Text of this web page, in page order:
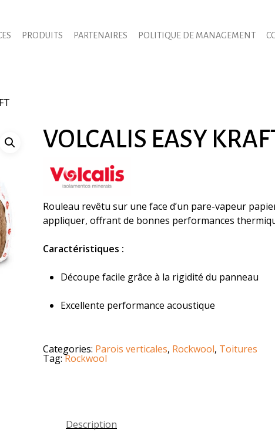
or ESC to close
PRODUITS PARTENAIRES POLITIQUE DE MANAGEMENT
VOLCALIS EASY
Rouleau revêtu sur une face d’un pare-vapeur
appliquer, offrant de bonnes performances
Caractéristiques :
Découpe facile grâce à la rigidité du panneau
Excellente performance acoustique
Categories: Parois verticales, Rockwool, Toitures
Tag:Rockwool
Description